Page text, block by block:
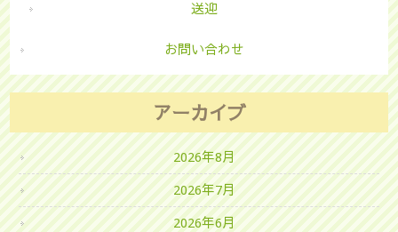
送迎
お問い合わせ
アーカイブ
2026年8月
2026年7月
2026年6月